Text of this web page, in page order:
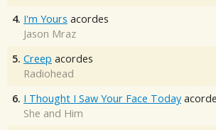
4. I'm Yours acordes
Jason Mraz
5. Creep acordes
Radiohead
6. I Thought I Saw Your Face Today
She and Him